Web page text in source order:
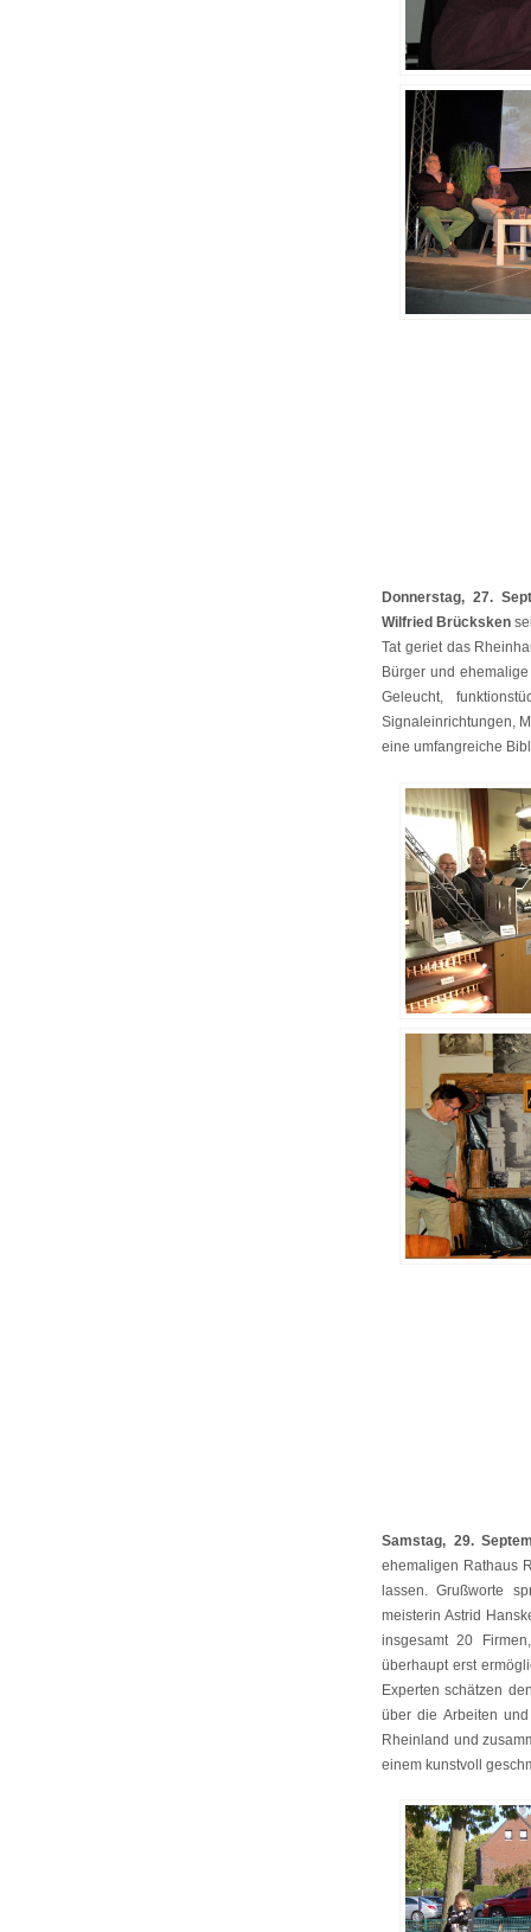
Donnerstag, 27.
Wilfried Brücksken
Tat geriet das
Bürger und
Geleucht,
Signaleinrichtungen,
eine umfangreiche
Samstag, 29.
ehemaligen Rathaus
lassen. Grußworte
meisterin Astrid
insgesamt 20
überhaupt erst
Experten schätzen
über die Arbeiten
Rheinland und
einem kunstvoll